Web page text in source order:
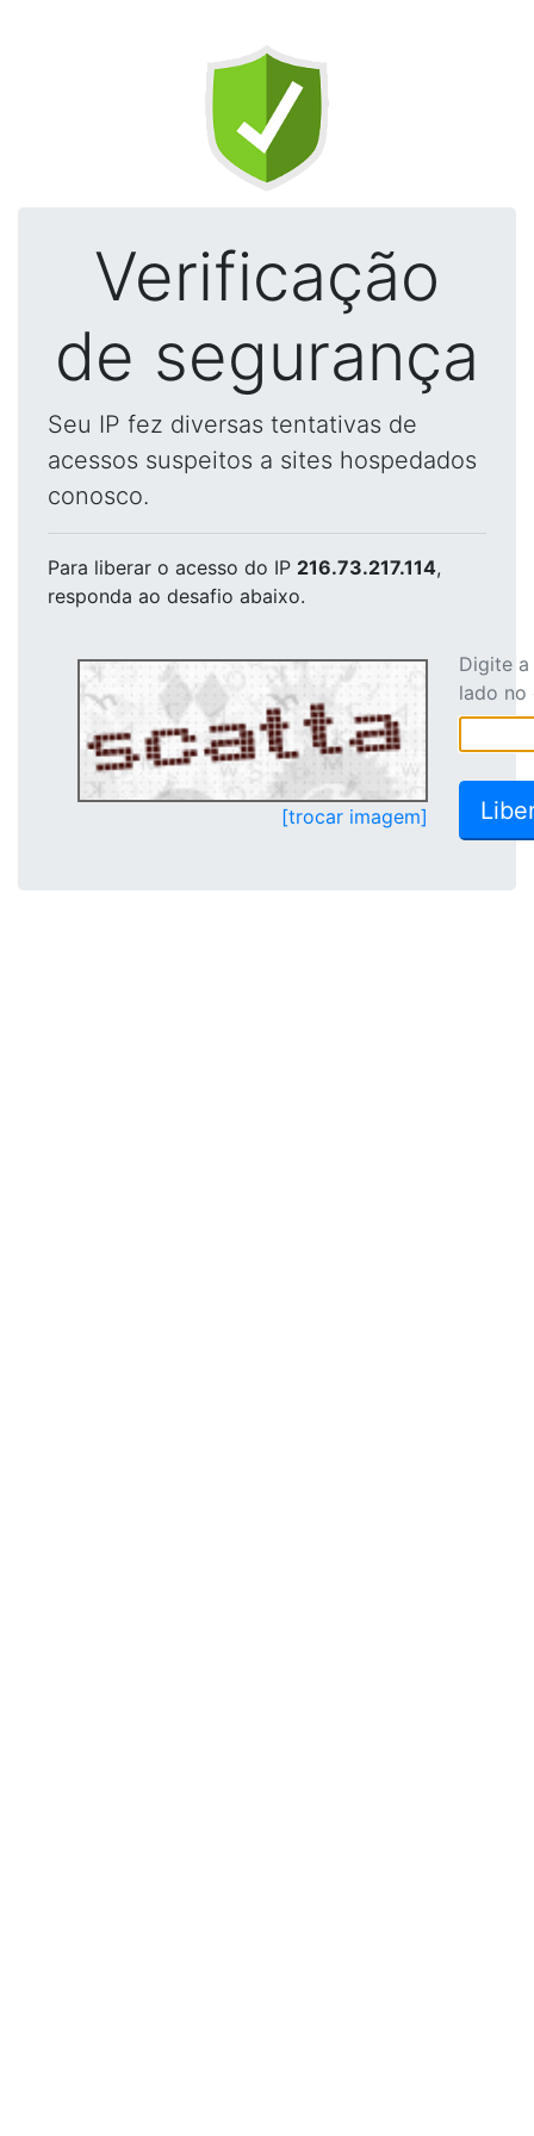
Verificação
de segurança
Seu IP fez diversas tentativas de
acessos suspeitos a sites hospedados
conosco.
Para liberar o acesso do IP 216.73.217.114,
responda ao desafio abaixo.
[trocar imagem]
Digite
lado no